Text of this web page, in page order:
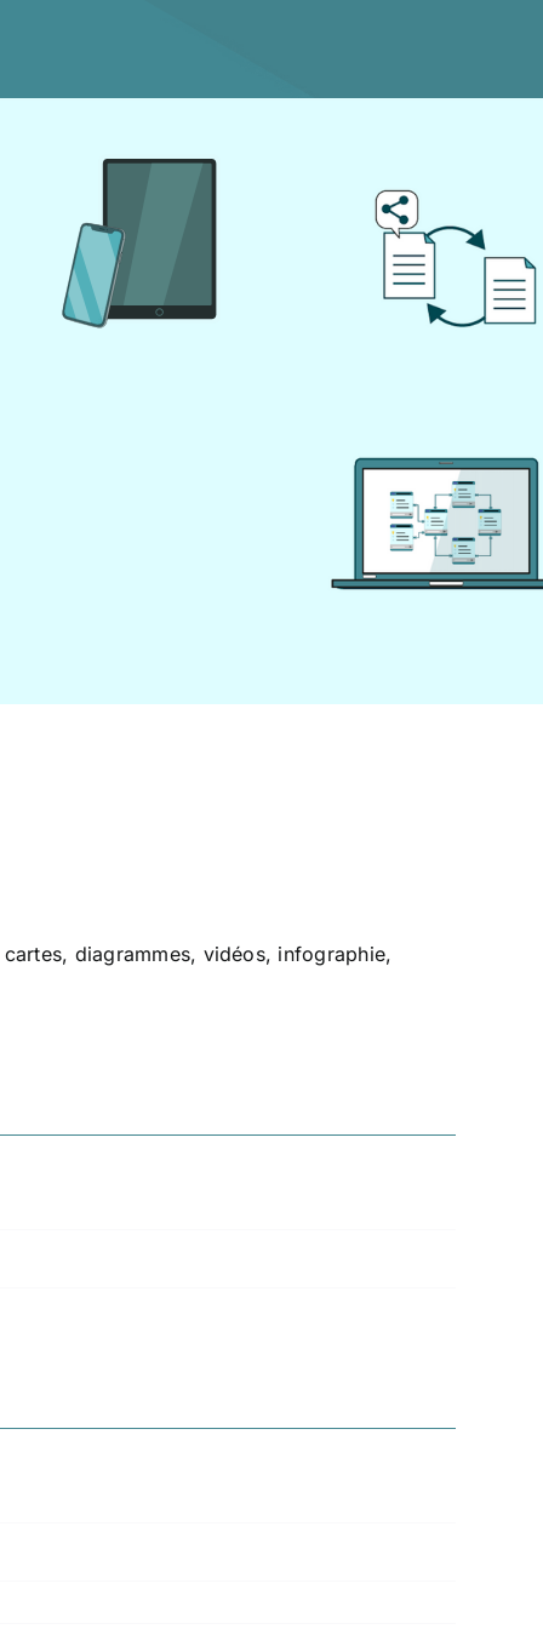
diagrammes, vidéos, infographie,